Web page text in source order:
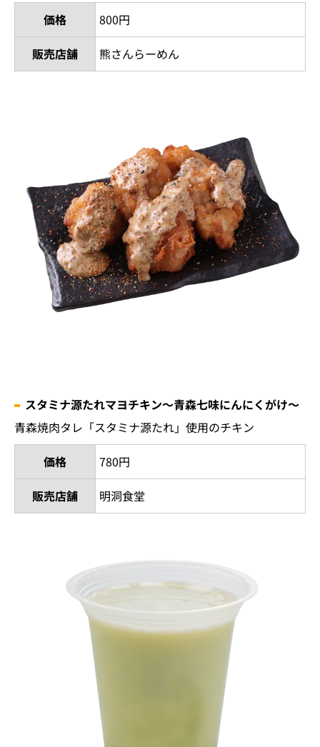
価格
800円
販売店舗
熊さんらーめん
スタミナ源たれマヨチキン～青森七味にんにくがけ～
青森焼肉タレ「スタミナ源たれ」使用のチキン
価格
780円
販売店舗
明洞食堂